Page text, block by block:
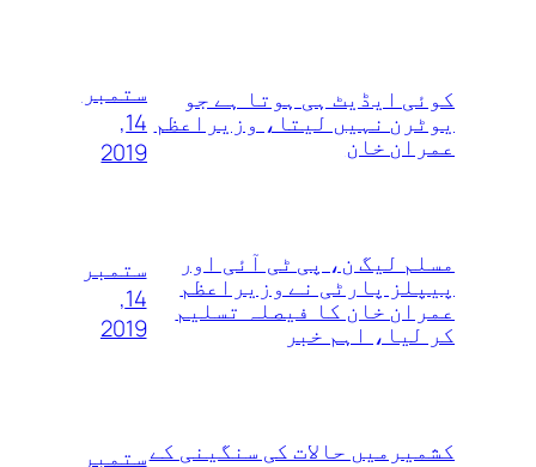
کوئی ایڈیٹ ہی ہوتا ہے جو
یوٹرن نہیں لیتا، وزیراعظم
عمران خان
ستمبر
14,
2019
مسلم لیگ ن، پی ٹی آئی اور
پیپلز پارٹی نے وزیراعظم
عمران خان کا فیصلہ تسلیم
کر لیا، اہم خبر
ستمبر
14,
2019
کشمیرمیں حالات کی سنگینی کےستمبر